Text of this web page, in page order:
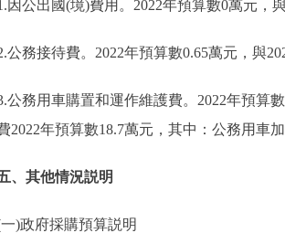
出國(境)費用。2022年預算數0萬元，
接待費。2022年預算數0.65萬元，與
用車購置和運作維護費。2022年預算數
2022年預算數18.7萬元，其中：公務用車
其他情況説明
府採購預算説明